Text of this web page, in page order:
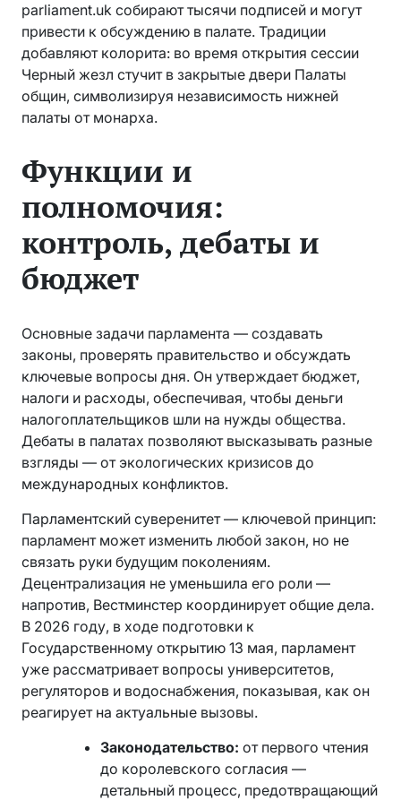
parliament.uk собирают тысячи подписей и могут
привести к обсуждению в палате. Традиции
добавляют колорита: во время открытия сессии
Черный жезл стучит в закрытые двери Палаты
общин, символизируя независимость нижней
палаты от монарха.
Функции и
полномочия:
контроль, дебаты и
бюджет
Основные задачи парламента — создавать
законы, проверять правительство и обсуждать
ключевые вопросы дня. Он утверждает бюджет,
налоги и расходы, обеспечивая, чтобы деньги
налогоплательщиков шли на нужды общества.
Дебаты в палатах позволяют высказывать разные
взгляды — от экологических кризисов до
международных конфликтов.
Парламентский суверенитет — ключевой принцип:
парламент может изменить любой закон, но не
связать руки будущим поколениям.
Децентрализация не уменьшила его роли —
напротив, Вестминстер координирует общие дела.
В 2026 году, в ходе подготовки к
Государственному открытию 13 мая, парламент
уже рассматривает вопросы университетов,
регуляторов и водоснабжения, показывая, как он
реагирует на актуальные вызовы.
Законодательство: от первого чтения
до королевского согласия —
детальный процесс, предотвращающий